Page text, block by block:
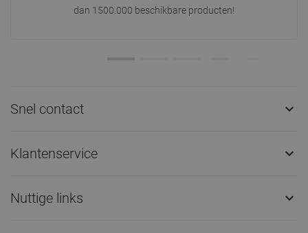
dan 1500.000 beschikbare producten!
Snel contact 
Klantenservice 
Nuttige links 